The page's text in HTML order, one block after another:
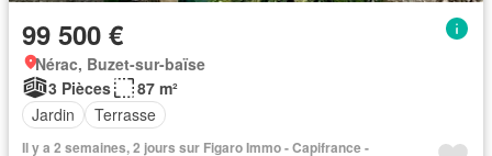
99 500 €
Nérac, Buzet-sur-baïse
3 Pièces
87 m²
Jardin
Terrasse
Il y a 2 semaines, 2 jours sur Figaro Immo - Capifrance -